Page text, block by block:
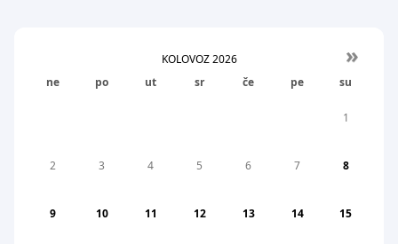
»
KOLOVOZ 2026
ne
po ut sr če pe su
1
2 3 4 5 6 7 8
9 10 11 12 13 14 15